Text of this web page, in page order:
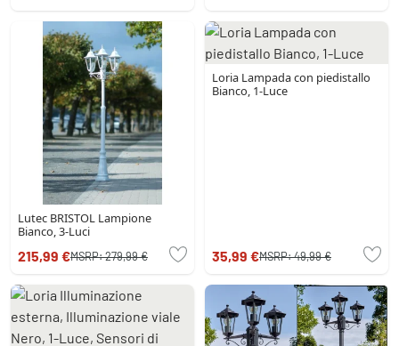
Lutec BRISTOL Lampione
Bianco, 3-Luci
215,99 €MSRP:279,99 €
Loria Lampada con piedistallo
Bianco, 1-Luce
35,99 €MSRP:49,99 €